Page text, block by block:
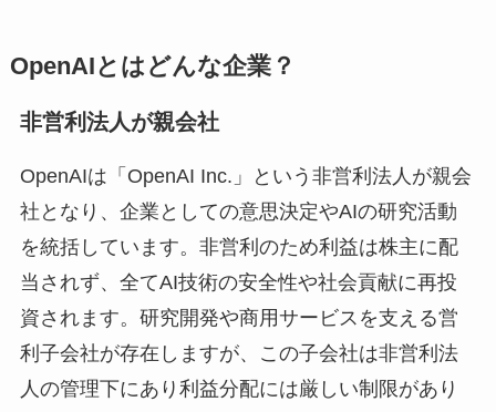
OpenAIとはどんな企業？
非営利法人が親会社
OpenAIは「OpenAI Inc.」という非営利法人が親会
社となり、企業としての意思決定やAIの研究活動
を統括しています。非営利のため利益は株主に配
当されず、全てAI技術の安全性や社会貢献に再投
資されます。研究開発や商用サービスを支える営
利子会社が存在しますが、この子会社は非営利法
人の管理下にあり利益分配には厳しい制限があり